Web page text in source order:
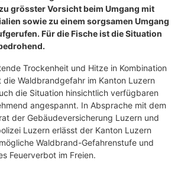
grösster Vorsicht beim Umgang mit
sowie zu einem sorgsamen Umgang
Für die Fische ist die Situation
Trockenheit und Hitze in Kombination
Waldbrandgefahr im Kanton Luzern
die Situation hinsichtlich verfügbaren
angespannt. In Absprache mit dem
der Gebäudeversicherung Luzern und
Luzern erlässt der Kanton Luzern
Waldbrand-Gefahrenstufe und
Feuerverbot im Freien.